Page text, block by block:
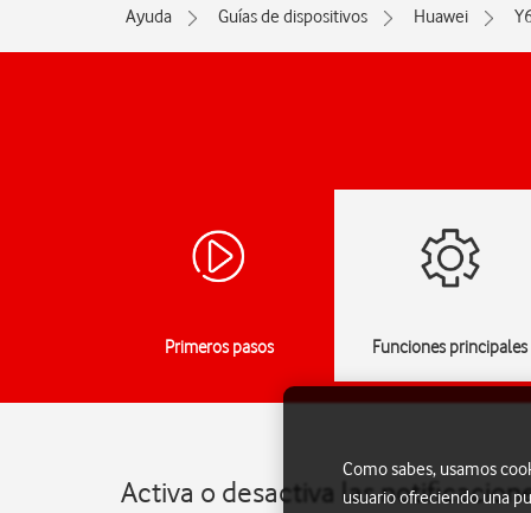
Ayuda Guías de dispositivos Huawei
Primeros pasos Funciones principales
Activa o desactiva las
Como sabes, usamos
usuario ofreciendo una